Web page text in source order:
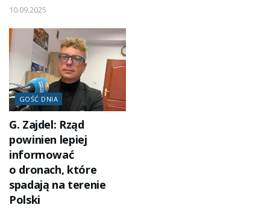
10.09.2025
GOŚĆ DNIA
G. Zajdel: Rząd
powinien lepiej
informować
o dronach, które
spadają na terenie
Polski